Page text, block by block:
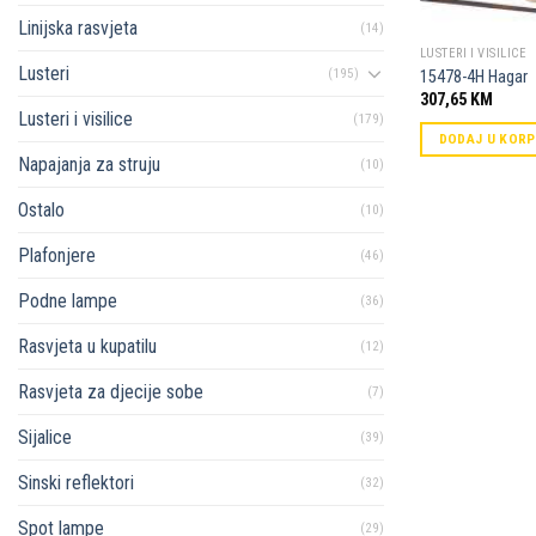
Linijska rasvjeta (14)
Lusteri (195)
Lusteri i visilice (179)
Napajanja za struju (10)
Ostalo (10)
Plafonjere (46)
Podne lampe (36)
Rasvjeta u kupatilu (12)
Rasvjeta za djecije sobe (7)
Sijalice (39)
Sinski reflektori (32)
Spot lampe (29)
LUSTERI I VISILICE
15478-4H Hagar
307,65 KM
DODAJ U